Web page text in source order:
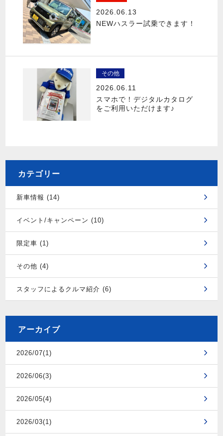
2026.06.13
NEWハスラー試乗できます！
その他
2026.06.11
スマホで！デジタルカタログ
をご利用いただけます♪
カテゴリー
新車情報 (14)
イベント/キャンペーン (10)
限定車 (1)
その他 (4)
スタッフによるクルマ紹介 (6)
アーカイブ
2026/07(1)
2026/06(3)
2026/05(4)
2026/03(1)